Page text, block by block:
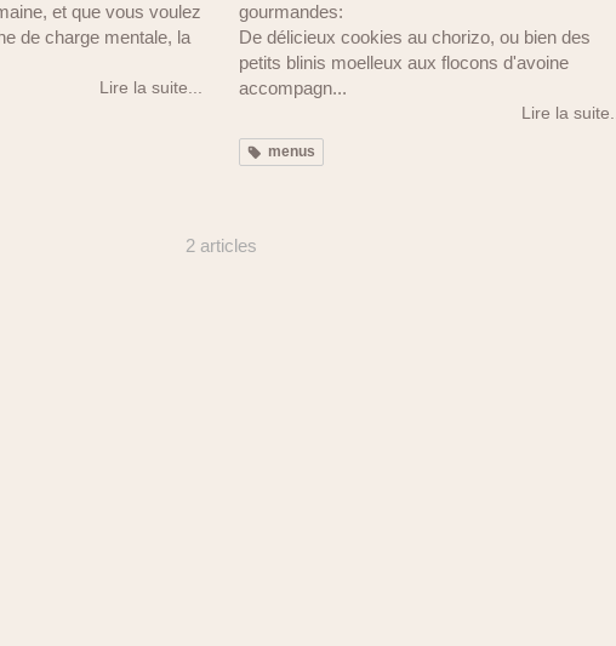
et que vous voulez
de charge mentale, la
Lire la suite...
gourmandes:
De délicieux cookies au chorizo, ou bien des
petits blinis moelleux aux flocons d'avoine
accompagn...
Lire la suite...
menus
2 articles